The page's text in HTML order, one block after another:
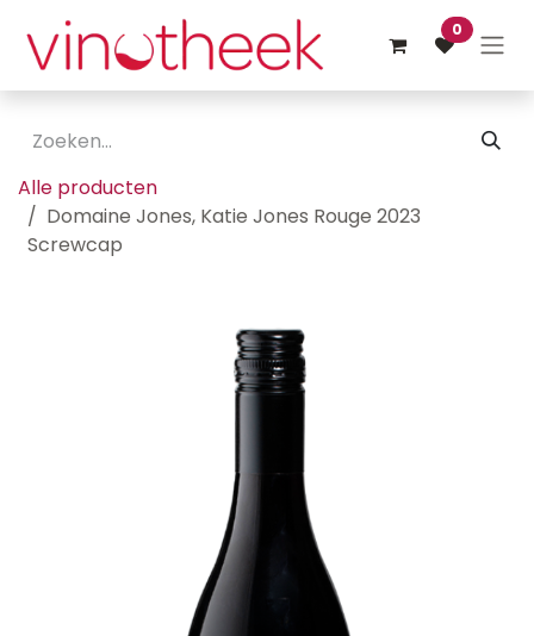
Overslaan naar inhoud
0
Alle producten
Domaine Jones, Katie Jones Rouge 2023
Screwcap